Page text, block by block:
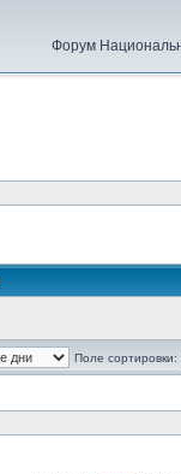
Форум
Поле сортировки: